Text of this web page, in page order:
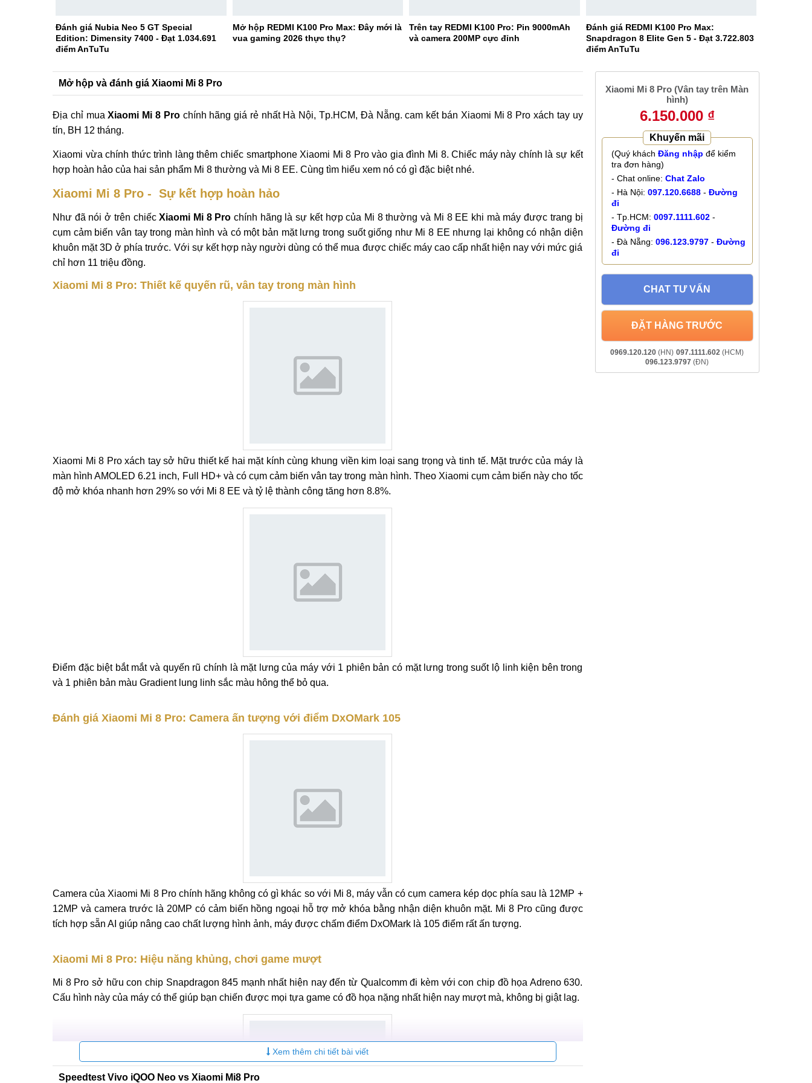
Đánh giá Nubia Neo 5 GT Special
Edition: Dimensity 7400 - Đạt 1.034.691
điểm AnTuTu
Mở hộp REDMI K100 Pro Max: Đây mới là
vua gaming 2026 thực thụ?
Trên tay REDMI K100 Pro: Pin 9000mAh
và camera 200MP cực đỉnh
Đánh giá REDMI K100 Pro Max:
Snapdragon 8 Elite Gen 5 - Đạt 3.722.803
điểm AnTuTu
Mở hộp và đánh giá Xiaomi Mi 8 Pro
Địa chỉ muaXiaomi Mi 8 Prochính hãng giá rẻ nhất Hà Nội, Tp.HCM, Đà Nẵng. cam kết bán Xiaomi Mi 8 Pro xách tay uy
tín, BH 12 tháng.
Xiaomi vừa chính thức trình làng thêm chiếc smartphone Xiaomi Mi 8 Pro vào gia đình Mi 8. Chiếc máy này chính là sự kết
hợp hoàn hảo của hai sản phẩm Mi 8 thường và Mi 8 EE. Cùng tìm hiểu xem nó có gì đặc biệt nhé.
Xiaomi Mi 8 Pro - Sự kết hợp hoàn hảo
Như đã nói ở trên chiếcXiaomi Mi 8 Pro chính hãng là sự kết hợp của Mi 8 thường và Mi 8 EE khi mà máy được trang bị
cụm cảm biến vân tay trong màn hình và có một bản mặt lưng trong suốt giống như Mi 8 EE nhưng lại không có nhận diện
khuôn mặt 3D ở phía trước. Với sự kết hợp này người dùng có thể mua được chiếc máy cao cấp nhất hiện nay với mức giá
chỉ hơn 11 triệu đồng.
Xiaomi Mi 8 Pro: Thiết kế quyến rũ, vân tay trong màn hình
Xiaomi Mi 8 Pro xách tay sở hữu thiết kế hai mặt kính cùng khung viền kim loại sang trọng và tinh tế. Mặt trước của máy là
màn hình AMOLED 6.21 inch, Full HD+ và có cụm cảm biến vân tay trong màn hình. Theo Xiaomi cụm cảm biến này cho tốc
độ mở khóa nhanh hơn 29% so với Mi 8 EE và tỷ lệ thành công tăng hơn 8.8%.
Điểm đặc biệt bắt mắt và quyến rũ chính là mặt lưng của máy với 1 phiên bản có mặt lưng trong suốt lộ linh kiện bên trong
và 1 phiên bản màu Gradient lung linh sắc màu hông thể bỏ qua.
Đánh giá Xiaomi Mi 8 Pro: Camera ấn tượng với điểm DxOMark 105
Camera của Xiaomi Mi 8 Pro chính hãng không có gì khác so với Mi 8, máy vẫn có cụm camera kép dọc phía sau là 12MP +
12MP và camera trước là 20MP có cảm biến hồng ngoại hỗ trợ mở khóa bằng nhận diện khuôn mặt. Mi 8 Pro cũng được
tích hợp sẵn AI giúp nâng cao chất lượng hình ảnh, máy được chấm điểm DxOMark là 105 điểm rất ấn tượng.
Xiaomi Mi 8 Pro: Hiệu năng khủng, chơi game mượt
Mi 8 Pro sở hữu con chip Snapdragon 845 mạnh nhất hiện nay đến từ Qualcomm đi kèm với con chip đồ họa Adreno 630.
Cấu hình này của máy có thể giúp bạn chiến được mọi tựa game có đồ họa nặng nhất hiện nay mượt mà, không bị giật lag.
Xem thêm chi tiết bài viết
Speedtest Vivo iQOO Neo vs Xiaomi Mi8 Pro
Xiaomi Mi 8 Pro (Vân tay trên Màn
hình)
6.150.000 ₫
Khuyến mãi
(Quý khách Đăng nhập để kiểm
tra đơn hàng)
- Chat online: Chat Zalo
- Hà Nội: 097.120.6688- Đường
đi
- Tp.HCM: 0097.1111.602-
Đường đi
- Đà Nẵng: 096.123.9797- Đường
đi
CHAT TƯ VẤN
ĐẶT HÀNG TRƯỚC
0969.120.120 (HN) 097.1111.602 (HCM)
096.123.9797 (ĐN)